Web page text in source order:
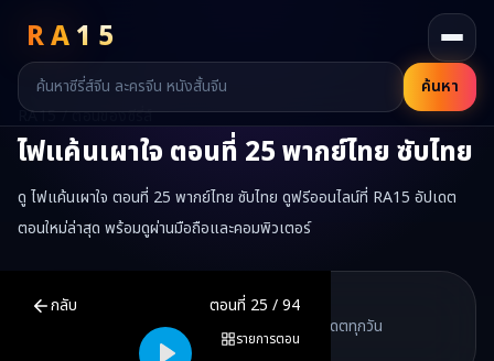
RA15
ค้นหา
RA15 / ตอนของซีรี่ส์
ไฟแค้นเผาใจ ตอนที่ 25พากย์ไทย ซับไทย
ดู ไฟแค้นเผาใจ ตอนที่ 25 พากย์ไทย ซับไทย ดูฟรีออนไลน์ที่ RA15 อัปเดต
ตอนใหม่ล่าสุด พร้อมดูผ่านมือถือและคอมพิวเตอร์
กลับ ตอนที่ 25 /94
รายการตอน
ไฟแค้นเผาใจ
RA15 เป็นเว็บไซต์ดูซีรี่ส์จีนออนไลน์ฟรี ที่รวบรวมหนังจีน ละครจีน มิ
RA15 Drama
RA15 Drama
รวมซีรี่ส์จีน ละครสั้น หนังแนวตั้ง พากย์ไทย อัปเดตทุกวัน
RA15 Drama